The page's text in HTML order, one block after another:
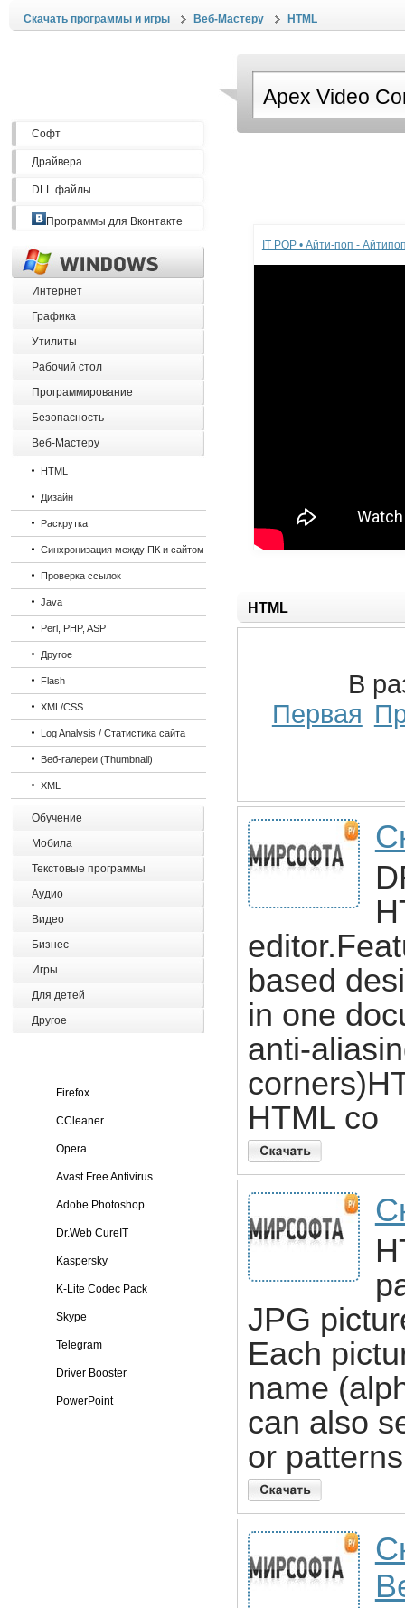
Скачать программы и игры Веб-Мастеру HTML
Софт
Драйвера
DLL файлы
Программы для Вконтакте
Интернет
Графика
Утилиты
Рабочий стол
Программирование
Безопасность
Веб-Мастеру
HTML
Дизайн
Раскрутка
Синхронизация между ПК и сайтом
Проверка ссылок
Java
Perl, PHP, ASP
Другое
Flash
XML/CSS
Log Analysis / Статистика сайта
Веб-галереи (Thumbnail)
XML
Обучение
Мобила
Текстовые программы
Аудио
Видео
Бизнес
Игры
Для детей
Другое
Firefox
CCleaner
Opera
Avast Free Antivirus
Adobe Photoshop
Dr.Web CureIT
Kaspersky
K-Lite Codec Pack
Skype
Telegram
Driver Booster
PowerPoint
IT POP • Айти-поп -
HTML
В
Первая
based
in one
anti-
HTML co
JPG
Each
name
can also
or